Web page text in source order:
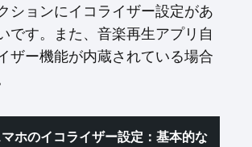
ションにイコライザー設定があ
です。また、音楽再生アプリ自
ザー機能が内蔵されている場合
ホのイコライザー設定：基本的な